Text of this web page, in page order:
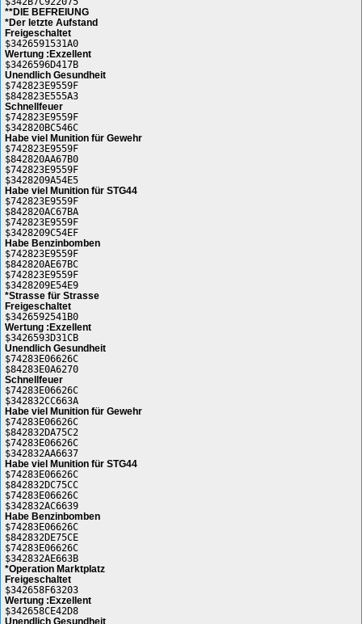
**DIE BEFREIUNG
*Der letzte Aufstand
Freigeschaltet
$3426591531A0
Wertung :Exzellent
$3426596D417B
Unendlich Gesundheit
$742823E9559F
$842823E555A3
Schnellfeuer
$742823E9559F
$342820BC546C
Habe viel Munition für Gewehr
$742823E9559F
$842820AA67B0
$742823E9559F
$3428209A54E5
Habe viel Munition für STG44
$742823E9559F
$842820AC67BA
$742823E9559F
$3428209C54EF
Habe Benzinbomben
$742823E9559F
$842820AE67BC
$742823E9559F
$3428209E54E9
*Strasse für Strasse
Freigeschaltet
$3426592541B0
Wertung :Exzellent
$3426593D31CB
Unendlich Gesundheit
$74283E06626C
$84283E0A6270
Schnellfeuer
$74283E06626C
$342832CC663A
Habe viel Munition für Gewehr
$74283E06626C
$842832DA75C2
$74283E06626C
$342832AA6637
Habe viel Munition für STG44
$74283E06626C
$842832DC75CC
$74283E06626C
$342832AC6639
Habe Benzinbomben
$74283E06626C
$842832DE75CE
$74283E06626C
$342832AE663B
*Operation Marktplatz
Freigeschaltet
$342658F63203
Wertung :Exzellent
$342658CE42D8
Unendlich Gesundheit